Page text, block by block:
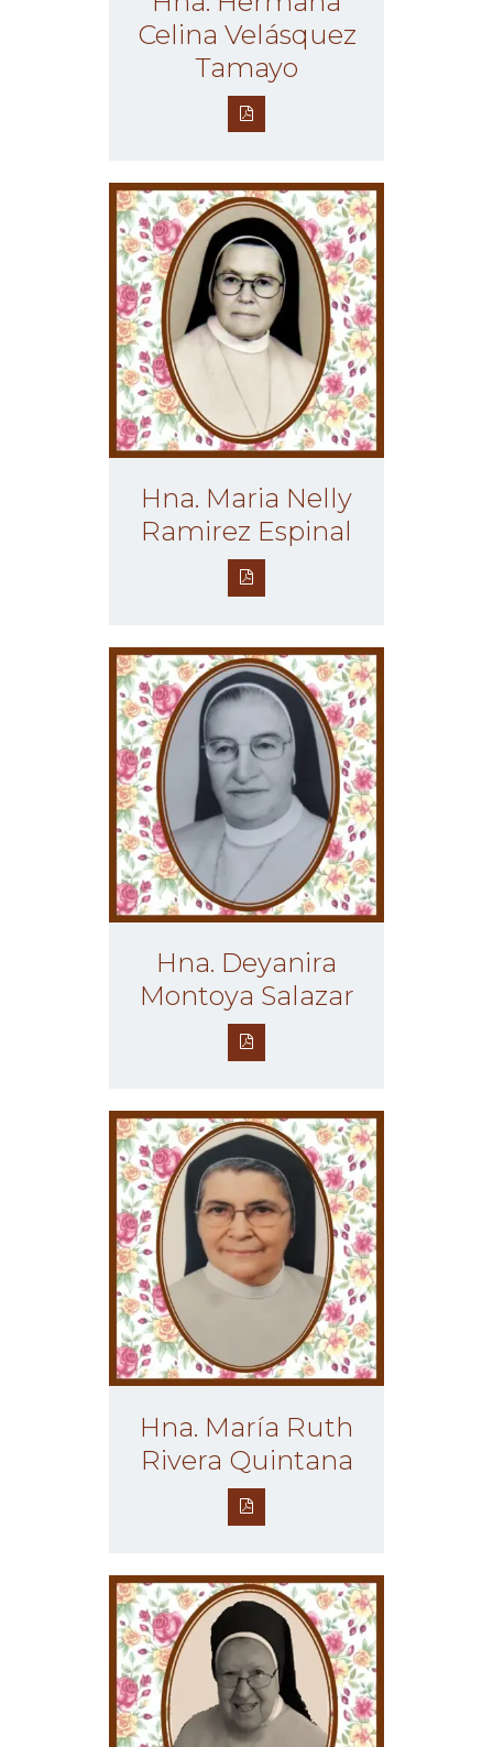
Celina Velásquez
Tamayo
Hna. Maria Nelly
Ramirez Espinal
Hna. Deyanira
Montoya Salazar
Hna. María Ruth
Rivera Quintana